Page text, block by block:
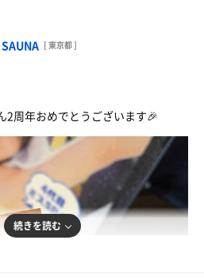
だったな。
、18℃くらいの潜れる深水（約
ッチリ。冷冷交代が気持ちよすぎ
ムみてぇな空間で、アロマの香りが
種類豊富。
3℃。さすがに寒くて内気浴メイ
[ 東京都 ]
2周年おめでとうございます🎉
続きを読む